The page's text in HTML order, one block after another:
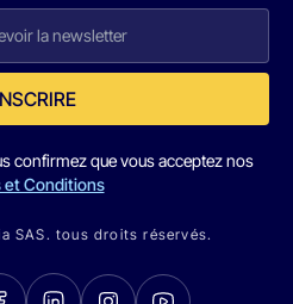
confirmez que vous acceptez nos
et Conditions
SAS. tous droits réservés.